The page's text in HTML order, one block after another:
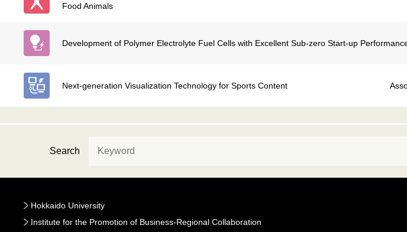
Food Animals
Development of Polymer Electrolyte Fuel Cells with Excellent Sub-zero Start-up
Next-generation Visualization Technology for Sports Content
Search
Hokkaido University
Institute for the Promotion of Business-Regional Collaboration